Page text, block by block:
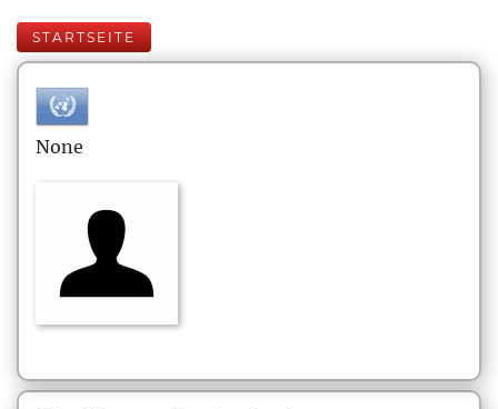
STARTSEITE
None